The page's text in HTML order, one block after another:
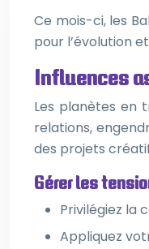
Ce mois-ci, les
pour l’évolution
Influences
Les planètes en
relations,
des projets
Gérer les
Privilégiez la
Appliquez